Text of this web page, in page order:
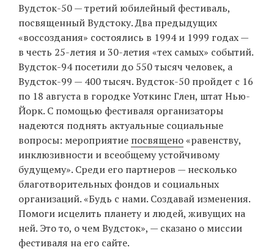
Вудсток-50 — третий юбилейный фестиваль,
посвященный Вудстоку. Два предыдущих
«воссоздания» состоялись в 1994 и 1999 годах —
в честь 25-летия и 30-летия «тех самых» событий.
Вудсток-94 посетили до 550 тысяч человек, а
Вудсток-99 — 400 тысяч. Вудсток-50 пройдет с 16
по 18 августа в городке Уоткинс Глен, штат Нью-
Йорк. С помощью фестиваля организаторы
надеются поднять актуальные социальные
вопросы: мероприятие посвящено«равенству,
инклюзивности и всеобщему устойчивому
будущему». Среди его партнеров — несколько
благотворительных фондов и социальных
организаций. «Будь с нами. Создавай изменения.
Помоги исцелить планету и людей, живущих на
ней. Это то, о чем Вудсток», — сказано о миссии
фестиваля на его сайте.